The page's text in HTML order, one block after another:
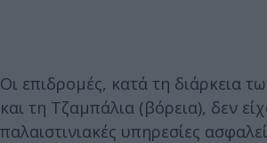
Οι επιδρομές, κατά τη διάρκεια
και τη Τζαμπάλια (βόρεια), δεν
παλαιστινιακές υπηρεσίες